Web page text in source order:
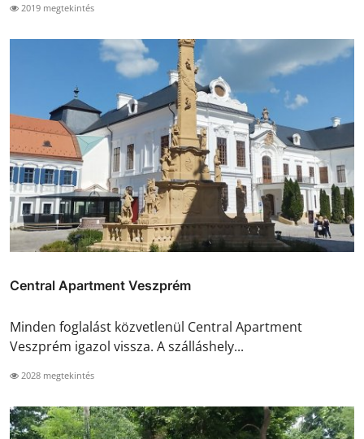
2019 megtekintés
Central Apartment Veszprém
Minden foglalást közvetlenül Central Apartment
Veszprém igazol vissza. A szálláshely...
2028 megtekintés